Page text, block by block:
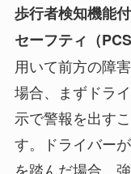
歩行者検知機能
セーフティ（PCS
用いて前方の障
場合、まずドラ
示で警報を出す
す。ドライバー
を踏んだ場合、